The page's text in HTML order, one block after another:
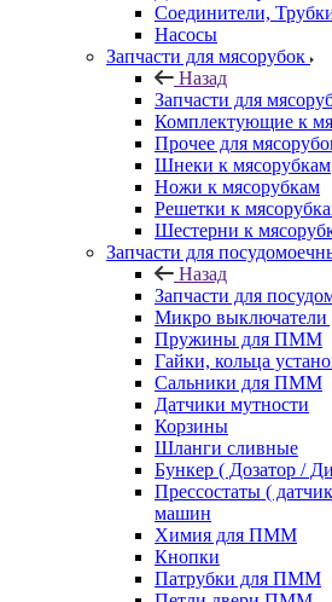
Соединители,
Насосы
Запчасти для мясорубок
Назад
Запчасти для
Комплектующие к
Прочее для
Шнеки к мясорубкам
Ножи к мясорубкам
Решетки к
Шестерни к
Запчасти для
Назад
Запчасти для
Микро
Пружины для ПММ
Гайки, кольца
Сальники для ПММ
Датчики мутности
Корзины
Шланги сливные
Бункер ( Дозатор /
Прессостаты (
машин
Химия для ПММ
Кнопки
Патрубки для ПММ